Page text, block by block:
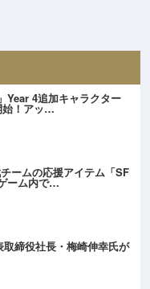
Year 4追加キャラクター
始！アッ…
ームの応援アイテム「SF
ーム内で…
締役社長・梅崎伸幸氏が